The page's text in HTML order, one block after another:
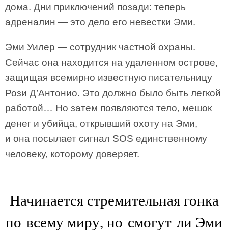
дома. Дни приключений позади: теперь
адреналин — это дело его невестки Эми.
Эми Уилер — сотрудник частной охраны.
Сейчас она находится на удаленном острове,
защищая всемирно известную писательницу
Рози Д’Антонио. Это должно было быть легкой
работой… Но затем появляются тело, мешок
денег и убийца, открывший охоту на Эми,
и она посылает сигнал SOS единственному
человеку, которому доверяет.
Начинается стремительная гонка
по всему миру, но смогут ли Эми